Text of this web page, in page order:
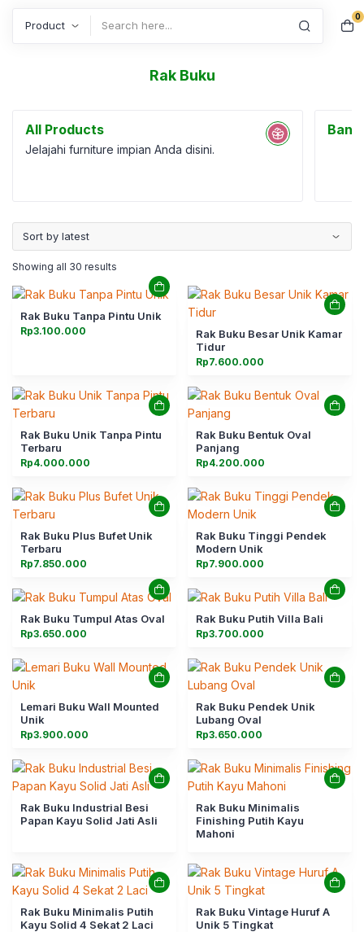
0
Rak Buku
All Products
Jelajahi furniture impian Anda disini.
Showing all 30 results
Rak Buku Tanpa Pintu Unik
Rp3.100.000
Rak Buku Besar Unik Kamar
Tidur
Rp7.600.000
Rak Buku Unik Tanpa Pintu
Terbaru
Rp4.000.000
Rak Buku Bentuk Oval
Panjang
Rp4.200.000
Rak Buku Plus Bufet Unik
Terbaru
Rp7.850.000
Rak Buku Tinggi Pendek
Modern Unik
Rp7.900.000
Rak Buku Tumpul Atas Oval
Rp3.650.000
Rak Buku Putih Villa Bali
Rp3.700.000
Lemari Buku Wall Mounted
Unik
Rp3.900.000
Rak Buku Pendek Unik
Lubang Oval
Rp3.650.000
Rak Buku Industrial Besi
Papan Kayu Solid Jati Asli
Rak Buku Minimalis
Finishing Putih Kayu
Mahoni
Rak Buku Minimalis Putih
Kayu Solid 4 Sekat 2 Laci
Rak Buku Vintage Huruf A
Unik 5 Tingkat